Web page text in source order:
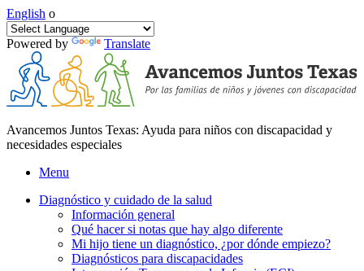
English o
Powered by Translate
Avancemos Juntos Texas: Ayuda para niños con discapacidad y
necesidades especiales
Menu
Diagnóstico y cuidado de la salud
Información general
Qué hacer si notas que hay algo diferente
Mi hijo tiene un diagnóstico, ¿por dónde empiezo?
Diagnósticos para discapacidades